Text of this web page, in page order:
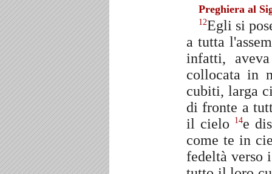
Preghiera al
12Egli si
a tutta
infatti,
collocata in
cubiti, larga
di fronte a
il cielo
14e
come te in
fedeltà verso